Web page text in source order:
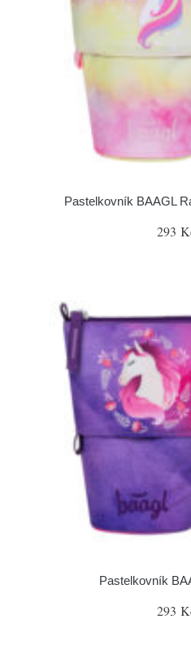
Pastelkovník BAAGL
293
Pastelkovník
293